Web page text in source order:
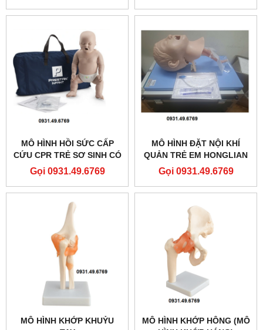
MÔ HÌNH HỒI SỨC CẤP
CỨU CPR TRẺ SƠ SINH CÓ
ĐÈN BÁO PRESTAN PP-IM-
Gọi 0931.49.6769
MÔ HÌNH ĐẶT NỘI KHÍ
QUẢN TRẺ EM HONGLIAN
GD/J16
Gọi 0931.49.6769
MÔ HÌNH KHỚP KHUỶU
MÔ HÌNH KHỚP HÔNG (MÔ